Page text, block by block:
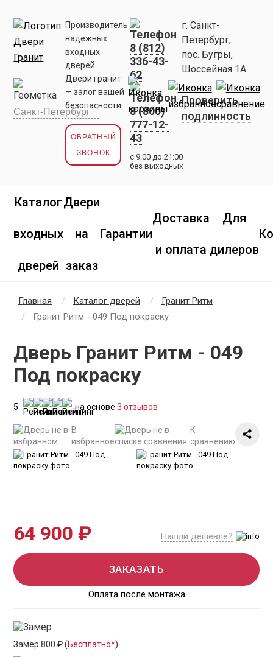
Производитель
надежных
входных
дверей.
Двери гранит
— залог вашей
безопасности.
ОБРАТНЫЙ
ЗВОНОК
8 (812)
336-43-
62
8 (800)
777-12-
43
с 9:00 до 21:00
без выходных
г. Санкт-
Петербург,
пос. Бугры,
Шоссейная 1А
Проверить
подлинность
Каталог
входных
дверей
Двери
на
заказ
Гарантии
Доставка
и оплата
Для
дилеров
Главная Каталог дверей
Гранит Ритм
Гранит Ритм - 049 Под покраску
Дверь Гранит Ритм - 049
Под покраску
5 на основе3 отзывов
В
избранное
К
сравнению
64 900 ₽ Нашли дешевле?
ЗАКАЗАТЬ
Оплата после монтажа
Замер800 ₽(Бесплатно*)